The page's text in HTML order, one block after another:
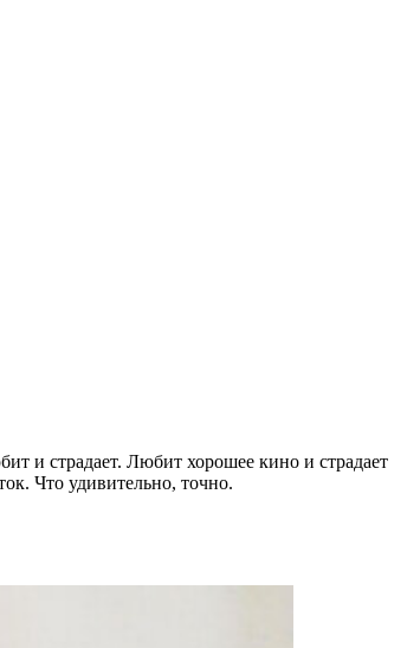
и страдает. Любит хорошее кино и страдает
Что удивительно, точно.